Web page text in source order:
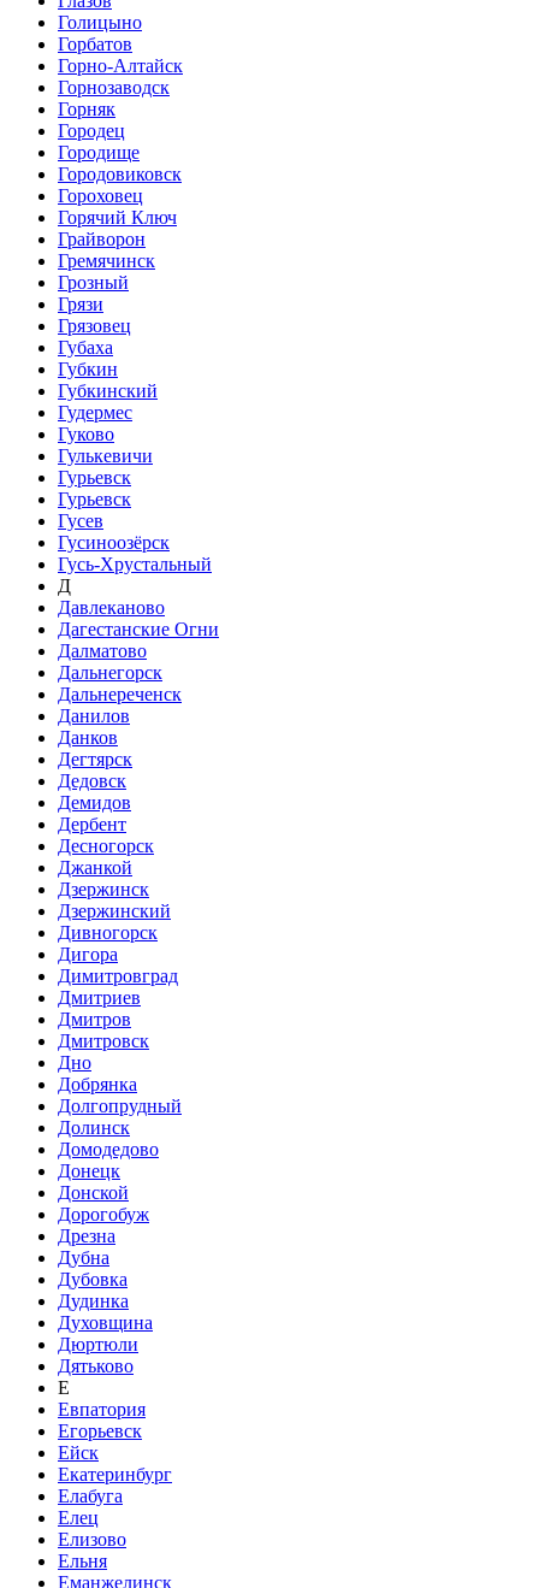
Голицыно
Горбатов
Горно-Алтайск
Горнозаводск
Горняк
Городец
Городище
Городовиковск
Гороховец
Горячий Ключ
Грайворон
Гремячинск
Грозный
Грязи
Грязовец
Губаха
Губкин
Губкинский
Гудермес
Гуково
Гулькевичи
Гурьевск
Гурьевск
Гусев
Гусиноозёрск
Гусь-Хрустальный
Д
Давлеканово
Дагестанские Огни
Далматово
Дальнегорск
Дальнереченск
Данилов
Данков
Дегтярск
Дедовск
Демидов
Дербент
Десногорск
Джанкой
Дзержинск
Дзержинский
Дивногорск
Дигора
Димитровград
Дмитриев
Дмитров
Дмитровск
Дно
Добрянка
Долгопрудный
Долинск
Домодедово
Донецк
Донской
Дорогобуж
Дрезна
Дубна
Дубовка
Дудинка
Духовщина
Дюртюли
Дятьково
Е
Евпатория
Егорьевск
Ейск
Екатеринбург
Елабуга
Елец
Елизово
Ельня
Еманжелинск